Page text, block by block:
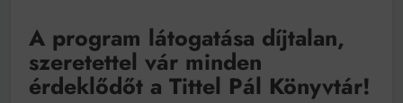
A program látogatása díjtalan,
szeretettel vár minden
érdeklődőt a Tittel Pál Könyvtár!